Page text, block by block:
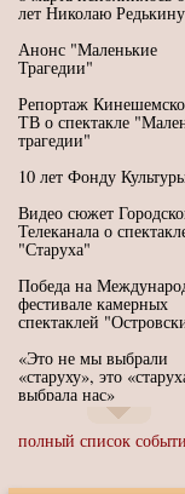
лет Николаю Редькину
Анонс "Маленькие
Трагедии"
Репортаж
ТВ о спектакле
трагедии"
10 лет Фонду
Видео сюжет
Телеканала о
"Старуха"
Победа на
фестивале камерных
спектаклей
«Это не мы выбрали
«старуху», это
выбрала нас»
Иммерсивный
"Язык чистого полета
полный список